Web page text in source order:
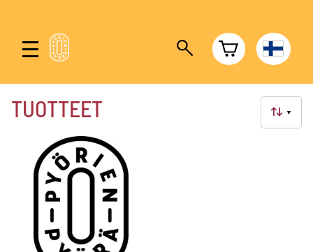
▼
TUOTTEET